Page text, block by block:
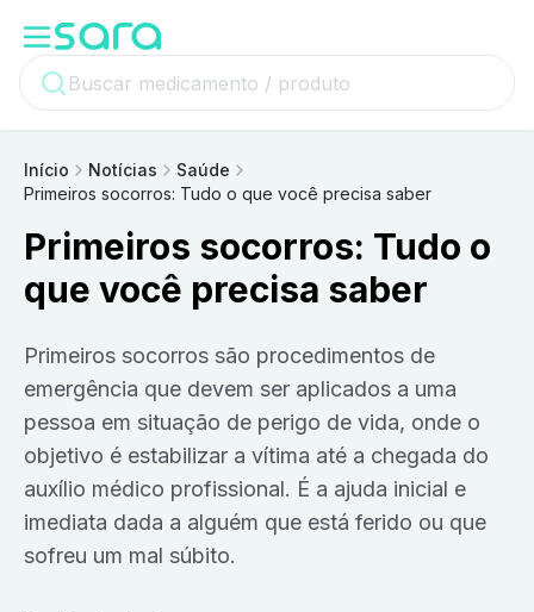
Início Notícias
Saúde
Primeiros socorros: Tudo o que você precisa saber
Primeiros socorros: Tudo o
que você precisa saber
Primeiros socorros são procedimentos de
emergência que devem ser aplicados a uma
pessoa em situação de perigo de vida, onde o
objetivo é estabilizar a vítima até a chegada do
auxílio médico profissional. É a ajuda inicial e
imediata dada a alguém que está ferido ou que
sofreu um mal súbito.